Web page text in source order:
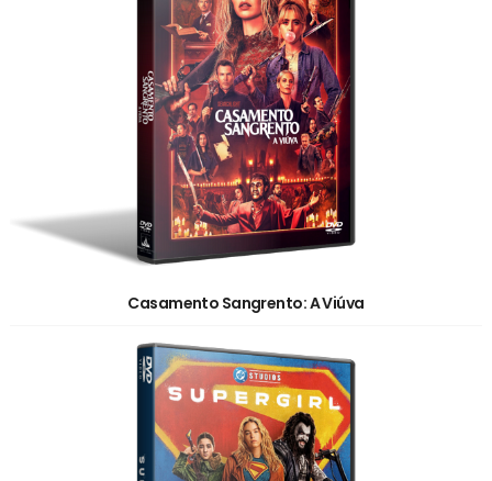
Casamento Sangrento: A Viúva